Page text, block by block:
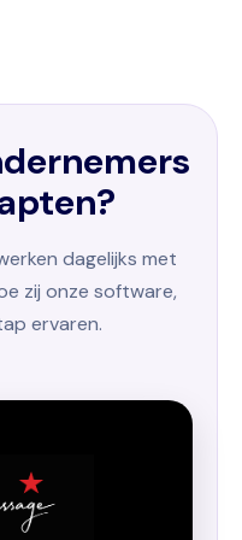
dagelijks met
zij onze software,
ervaren.